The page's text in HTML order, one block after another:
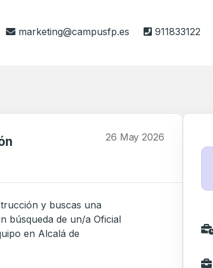
marketing@campusfp.es 911833122
26 May 2026
y buscas una
búsqueda de un/a Oficial
en Alcalá de